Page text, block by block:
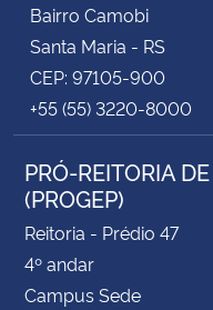
Bairro Camobi
Santa Maria - RS
CEP: 97105-900
+55 (55) 3220-8000
PRÓ-REITORIA
(PROGEP)
Reitoria - Prédio 47
4º andar
Campus Sede